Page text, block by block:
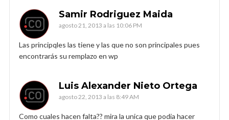
Samir Rodriguez Maida
agosto 21, 2013 a las 10:06 PM
Las principqles las tiene y las que no son principales pues
encontrarás su remplazo en wp
Luis Alexander Nieto Ortega
agosto 22, 2013 a las 8:49 AM
Como cuales hacen falta?? mira la unica que podia hacer